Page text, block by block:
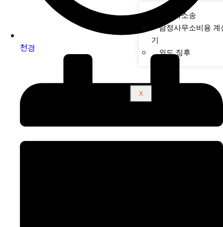
상간자소송
탐정사무소비용 계
기
외도 징후
X
천경